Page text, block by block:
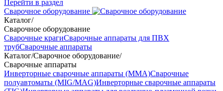
Перейти в раздел
Сварочное оборудование
Каталог/
Сварочное оборудование
Сварочные крагиСварочные аппараты для ПВХ
трубСварочные аппараты
Каталог/Сварочное оборудование/
Сварочные аппараты
Инверторные сварочные аппараты (ММА)Сварочные
полуавтоматы (MIG/MAG)Инверторные сварочные аппараты